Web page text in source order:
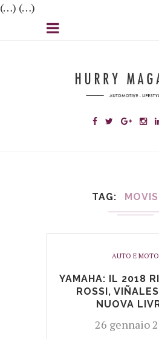
(…) (…)
TAG
AUTO E MOTO
YAMAHA: IL 2018
ROSSI,
NUOVA
26 gennaio